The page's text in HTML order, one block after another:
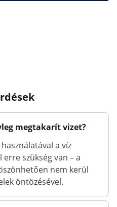
megtakarít vizet?
a víz
szükség van – a
nem kerül
öntözésével.